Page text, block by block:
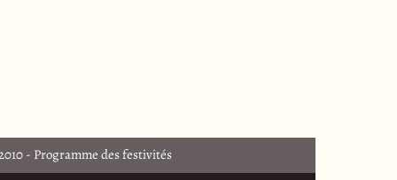
- Programme des festivités